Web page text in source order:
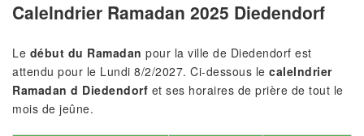
Calelndrier Ramadan 2025 Diedendorf
Le début du Ramadan pour la ville de Diedendorf est
attendu pour le Lundi 8/2/2027. Ci-dessous le calelndrier
Ramadan d Diedendorf et ses horaires de prière de tout le
mois de jeûne.